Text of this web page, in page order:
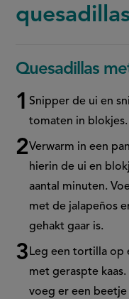
Quesadillas
Snipper de ui en
tomaten in blokjes.
Verwarm in een
hierin de ui en
aantal minuten.
met de jalapeños
gehakt gaar is.
Leg een tortilla op
met geraspte
voeg er een